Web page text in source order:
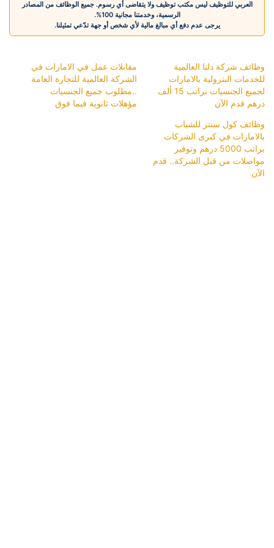
العربي للتوظيف ليس مكتب توظيف ولا يتقاضى أي رسوم. جميع الوظائف من المصادر
الرسمية، وخدمتنا مجانية 100%.
يرجى عدم دفع أي مبالغ مالية لأي شخص أو جهة تدّعي تمثيلنا.
وظائف شركة دلتا العالمية
للخدمات البترولية بالامارات
لجميع الجنسيات براتب 15 ألف
درهم قدم الآن
مقابلات عمل في الامارات في
الشركة العالمية للتجارة العامة
..مطلوب جميع الجنسيات
مؤهلات ثانوية فيما فوق
وظائف كول سنتر للشباب
بالامارات في كبرى الشركات
براتب 5000 درهم وتوفير
مواصلات من قبل الشركة.. قدم
الآن